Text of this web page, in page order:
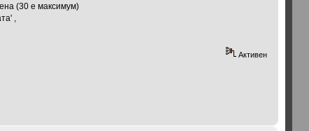
(30 е максимум)
,
Активен